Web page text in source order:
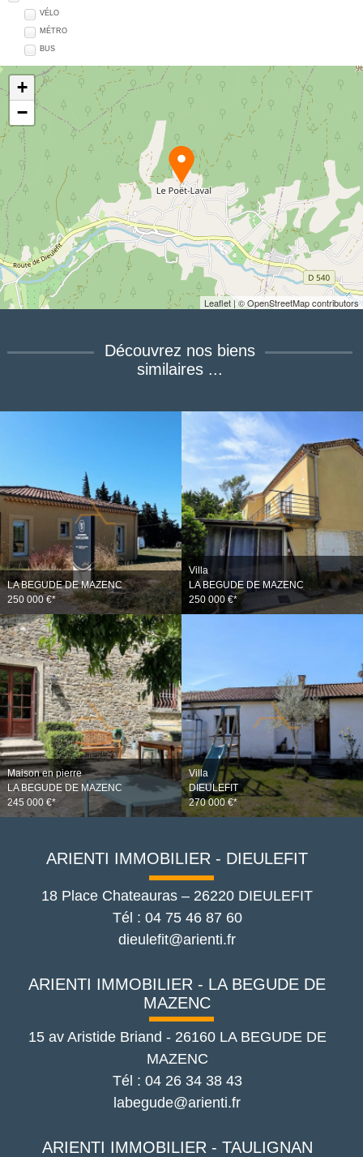
VÉLO
MÉTRO
BUS
+
−
Leaflet| © OpenStreetMap contributors
Découvrez nos biens
similaires ...
LA BEGUDE DE MAZENC
250 000 €*
Villa
LA BEGUDE DE MAZENC
250 000 €*
Maison en pierre
LA BEGUDE DE MAZENC
245 000 €*
Villa
DIEULEFIT
270 000 €*
ARIENTI IMMOBILIER - DIEULEFIT
18 Place Chateauras – 26220 DIEULEFIT
Tél : 04 75 46 87 60
dieulefit@arienti.fr
ARIENTI IMMOBILIER - LA BEGUDE DE
MAZENC
15 av Aristide Briand - 26160 LA BEGUDE DE
MAZENC
Tél : 04 26 34 38 43
labegude@arienti.fr
ARIENTI IMMOBILIER - TAULIGNAN